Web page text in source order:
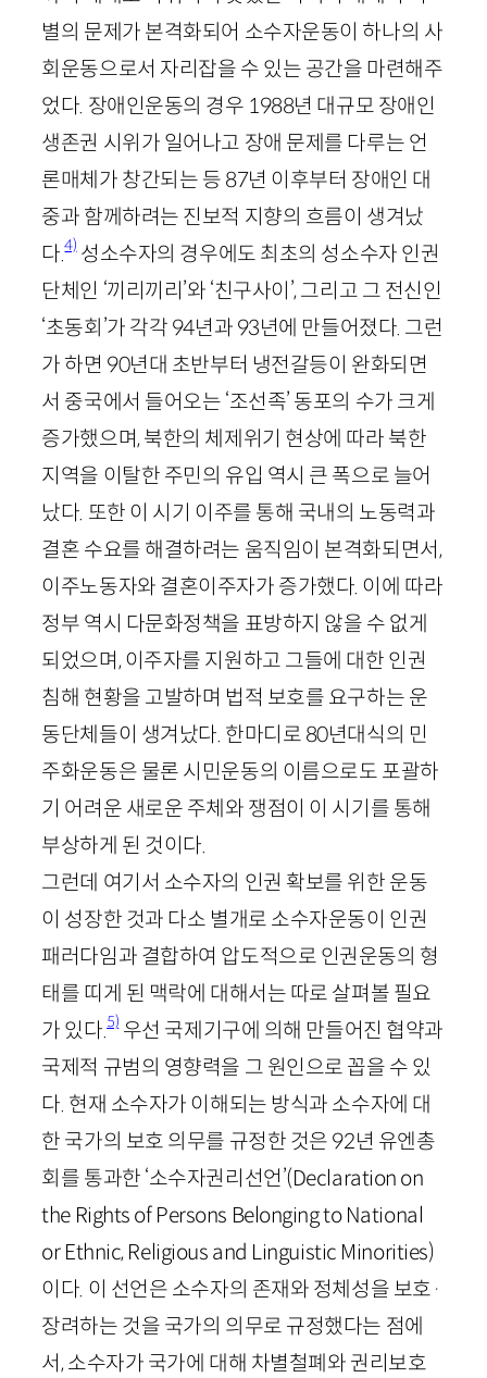
별의 문제가 본격화되어 소수자운동이 하나의 사
회운동으로서 자리잡을 수 있는 공간을 마련해주
었다. 장애인운동의 경우 1988년 대규모 장애인
생존권 시위가 일어나고 장애 문제를 다루는 언
론매체가 창간되는 등 87년 이후부터 장애인 대
중과 함께하려는 진보적 지향의 흐름이 생겨났
다.4)성소수자의 경우에도 최초의 성소수자 인권
단체인 ‘끼리끼리’와 ‘친구사이’, 그리고 그 전신인
‘초동회’가 각각 94년과 93년에 만들어졌다. 그런
가 하면 90년대 초반부터 냉전갈등이 완화되면
서 중국에서 들어오는 ‘조선족’ 동포의 수가 크게
증가했으며, 북한의 체제위기 현상에 따라 북한
지역을 이탈한 주민의 유입 역시 큰 폭으로 늘어
났다. 또한 이 시기 이주를 통해 국내의 노동력과
결혼 수요를 해결하려는 움직임이 본격화되면서,
이주노동자와 결혼이주자가 증가했다. 이에 따라
정부 역시 다문화정책을 표방하지 않을 수 없게
되었으며, 이주자를 지원하고 그들에 대한 인권
침해 현황을 고발하며 법적 보호를 요구하는 운
동단체들이 생겨났다. 한마디로 80년대식의 민
주화운동은 물론 시민운동의 이름으로도 포괄하
기 어려운 새로운 주체와 쟁점이 이 시기를 통해
부상하게 된 것이다.
그런데 여기서 소수자의 인권 확보를 위한 운동
이 성장한 것과 다소 별개로 소수자운동이 인권
패러다임과 결합하여 압도적으로 인권운동의 형
태를 띠게 된 맥락에 대해서는 따로 살펴볼 필요
가 있다.5)우선 국제기구에 의해 만들어진 협약과
국제적 규범의 영향력을 그 원인으로 꼽을 수 있
다. 현재 소수자가 이해되는 방식과 소수자에 대
한 국가의 보호 의무를 규정한 것은 92년 유엔총
회를 통과한 ‘소수자권리선언’(Declaration on
the Rights of Persons Belongingto National
or Ethnic, Religious and Linguistic Minorities)
이다. 이 선언은 소수자의 존재와 정체성을 보호 ·
장려하는 것을 국가의 의무로 규정했다는 점에
서, 소수자가 국가에 대해 차별철폐와 권리보호